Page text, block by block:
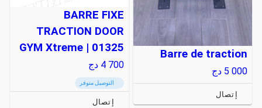
Barre de traction
5 000 دج
إتصال
BARRE FIXE
TRACTION DOOR
GYM Xtreme | 01325
4 700 دج
التوصيل متوفر
إتصال